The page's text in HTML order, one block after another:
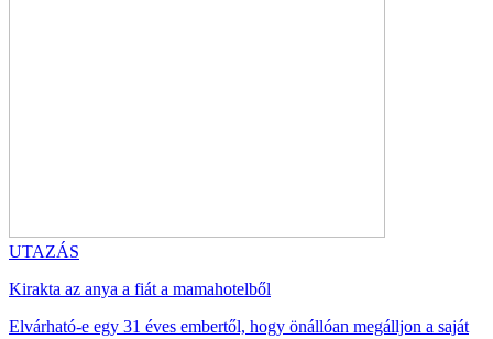
UTAZÁS
Kirakta az anya a fiát a mamahotelből
Elvárható-e egy 31 éves embertől, hogy önállóan megálljon a saját